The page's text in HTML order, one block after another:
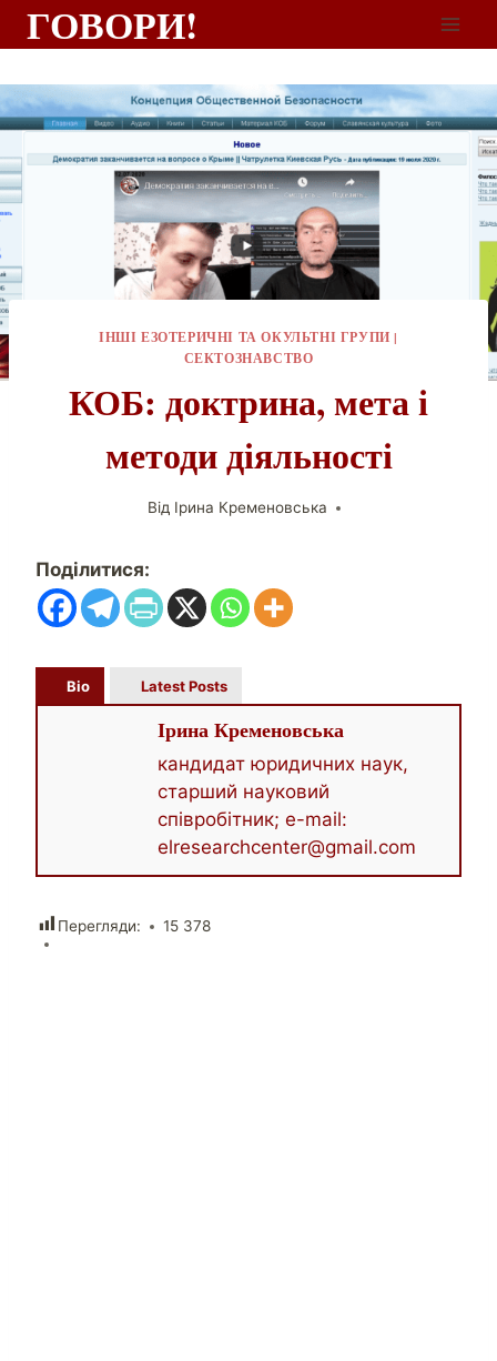
ГОВОРИ!
ІНШІ ЕЗОТЕРИЧНІ ТА ОКУЛЬТНІ ГРУПИ |
СЕКТОЗНАВСТВО
КОБ: доктрина, мета і
методи діяльності
Від Ірина Кременовська
Поділитися:
Bio Latest Posts
Ірина Кременовська
кандидат юридичних наук,
старший науковий
співробітник; e-mail:
elresearchcenter@gmail.com
Перегляди: 15 378